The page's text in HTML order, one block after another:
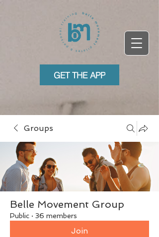
GET THE APP
Groups
Belle Movement Group
Public · 36 members
Join